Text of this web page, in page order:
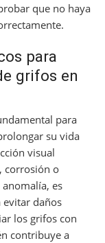
que no haya
para
grifos en
para
su vida
visual
corrosión o
es
evitar daños
los grifos con
contribuye a